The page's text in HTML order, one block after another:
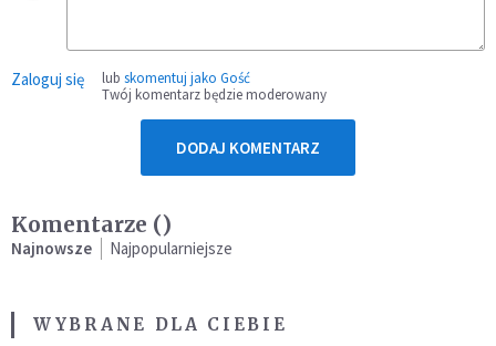
Zaloguj się lub skomentuj jako Gość
Twój komentarz będzie moderowany
DODAJ KOMENTARZ
Komentarze ()
Najnowsze Najpopularniejsze
WYBRANE DLA CIEBIE